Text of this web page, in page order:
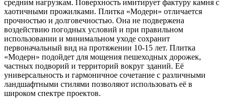
средним нагрузкам. Поверхность имитирует фактуру камня с
хаотичными прожилками. Плитка «Модерн» отличается
прочностью и долговечностью. Она не подвержена
воздействию погодных условий и при правильном
использовании и минимальном уходе сохранит
первоначальный вид на протяжении 10-15 лет. Плитка
«Модерн» подойдет для мощения пешеходных дорожек,
частных подворий и территорий вокруг зданий. Её
универсальность и гармоничное сочетание с различными
ландшафтными стилями позволяют использовать её в
широком спектре проектов.